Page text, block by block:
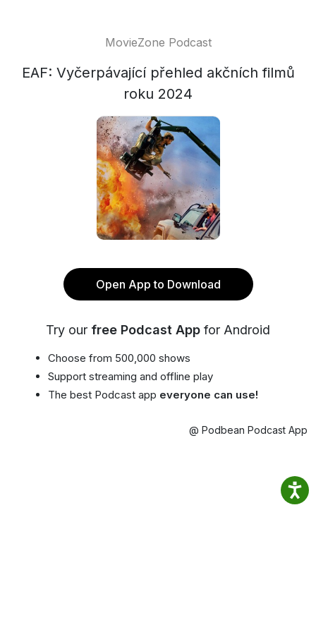
MovieZone Podcast
EAF: Vyčerpávající přehled akčních filmů
roku 2024
Open App to Download
Try our free Podcast App for Android
Choose from 500,000 shows
Support streaming and offline play
The best Podcast app everyone can use!
@ Podbean Podcast App